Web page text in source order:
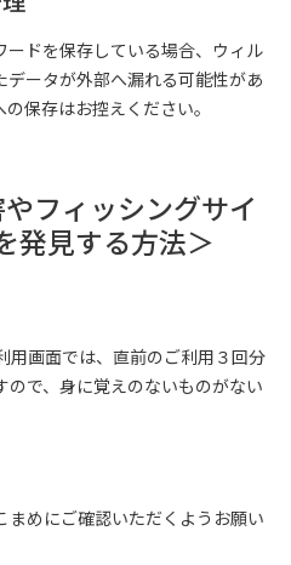
ードを保存している場合、ウィル
ータが外部へ漏れる可能性があ
保存はお控えください。
フィッシングサイ
発見する方法＞
用画面では、直前のご利用３回分
で、身に覚えのないものがない
まめにご確認いただくようお願い